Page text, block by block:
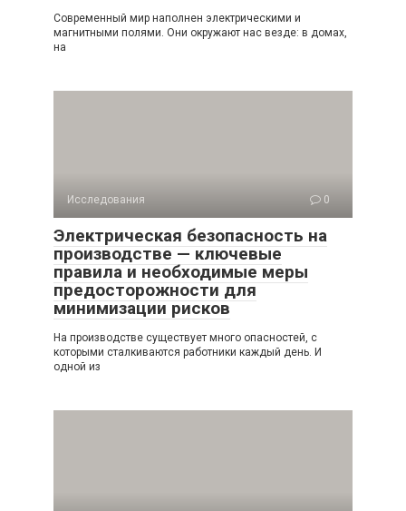
Современный мир наполнен электрическими и
магнитными полями. Они окружают нас везде: в домах,
на
Исследования 0
Электрическая безопасность на
производстве — ключевые
правила и необходимые меры
предосторожности для
минимизации рисков
На производстве существует много опасностей, с
которыми сталкиваются работники каждый день. И
одной из